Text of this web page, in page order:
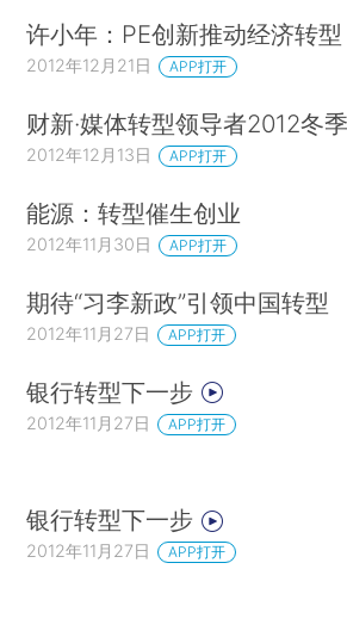
许小年：PE创新推动经济转型
2012年12月21日 APP打开
财新·媒体转型领导者2012冬
2012年12月13日 APP打开
能源：转型催生创业
2012年11月30日 APP打开
期待“习李新政”引领中国转型
2012年11月27日 APP打开
银行转型下一步
2012年11月27日 APP打开
银行转型下一步
2012年11月27日 APP打开